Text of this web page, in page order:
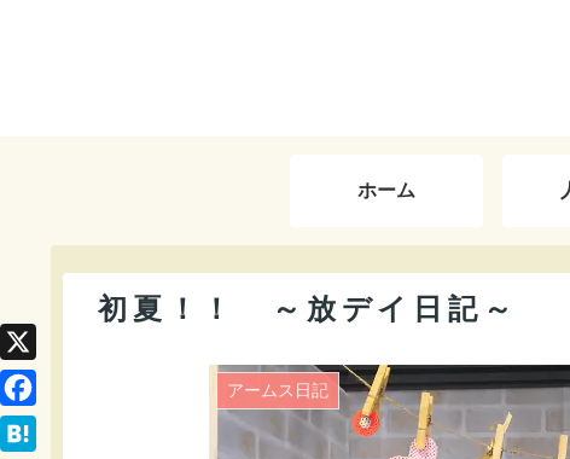
ホーム
初夏！！ ～放デイ日記～
アームス日記
X
F